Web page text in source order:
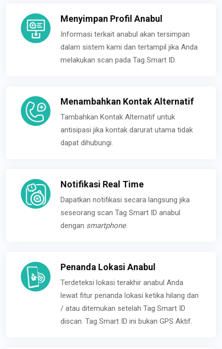
Menyimpan Profil Anabul
Informasi terkait anabul akan tersimpan
dalam sistem kami dan tertampil jika Anda
melakukan scan pada Tag Smart ID.
Menambahkan Kontak Alternatif
Tambahkan Kontak Alternatif untuk
antisipasi jika kontak darurat utama tidak
dapat dihubungi.
Notifikasi Real Time
Dapatkan notifikasi secara langsung jika
seseorang scan Tag Smart ID anabul
dengan smartphone.
Penanda Lokasi Anabul
Terdeteksi lokasi terakhir anabul Anda
lewat fitur penanda lokasi ketika hilang dan
/ atau ditemukan setelah Tag Smart ID
discan. Tag Smart ID ini bukan GPS Aktif.